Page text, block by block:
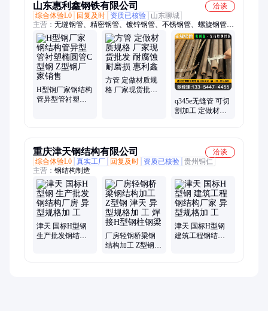
山东惠利鑫钢铁有限公司
洽谈
综合体验L0
回复及时 资质已核验
山东聊城
主营： 无缝钢管、精密钢管、镀锌钢管、不锈钢管、螺旋钢管、
管线钢管、直缝焊管焊管、石油套管
H型钢厂家钢结构
管异型管衬塑椭
方管 定做材质规
格 厂家现货批发
q345e无缝管 可切
割加工 定做材质
重庆津天钢结构有限公司
洽谈
综合体验L0 真实工厂 回复及时 资质已核验 贵州铜仁
主营： 钢结构制造
津天 国标H型钢
生产批发钢结构
厂房轻钢桥梁钢
结构加工 Z型钢
津天 国标H型钢
建筑工程钢结构